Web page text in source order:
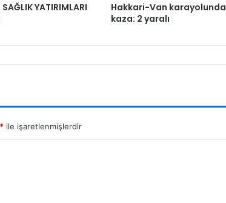
YATIRIMLARI
Hakkari-Van karayolunda
kaza: 2 yaralı
* ile işaretlenmişlerdir